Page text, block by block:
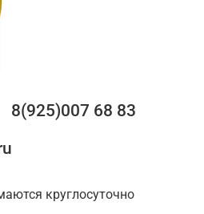
8(925)007 68 83
круглосуточно